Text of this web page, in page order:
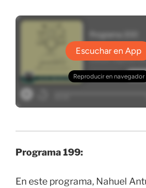
Programa 199:
En este programa, Nahuel